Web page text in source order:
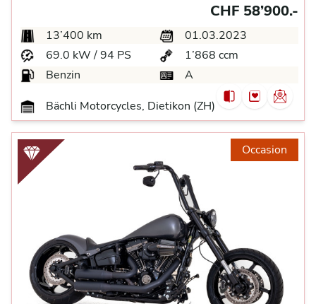
CHF 58’900.-
13’400 km
01.03.2023
69.0 kW / 94 PS
1’868 ccm
Benzin
A
Bächli Motorcycles, Dietikon (ZH)
Occasion